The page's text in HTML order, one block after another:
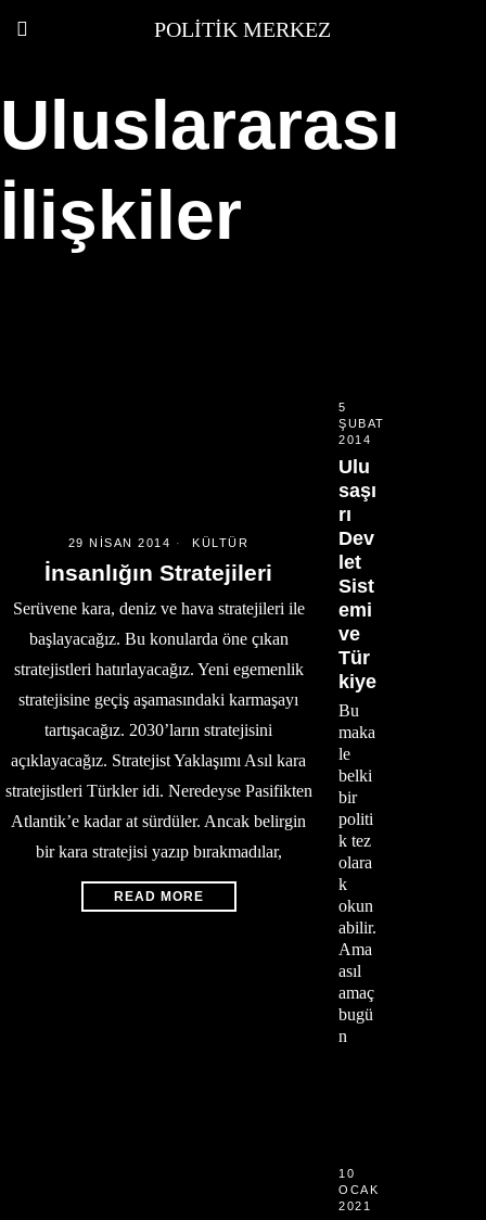
POLITIK MERKEZ
Uluslararası
İlişkiler
29 NISAN 2014 KÜLTÜR
İnsanlığın Stratejileri
Serüvene kara, deniz ve hava stratejileri ile
başlayacağız. Bu konularda öne çıkan
stratejistleri hatırlayacağız. Yeni egemenlik
stratejisine geçiş aşamasındaki karmaşayı
tartışacağız. 2030’ların stratejisini
açıklayacağız. Stratejist Yaklaşımı Asıl kara
stratejistleri Türkler idi. Neredeyse Pasifikten
Atlantik’e kadar at sürdüler. Ancak belirgin
bir kara stratejisi yazıp bırakmadılar,
READ MORE
5
ŞUBAT
2014
Ulu
saşı
rı
Dev
let
Sist
emi
ve
Tür
kiye
Bu
maka
le
belki
bir
politi
k tez
olara
k
okun
abilir.
Ama
asıl
amaç
bugü
n
10
OCAK
2021